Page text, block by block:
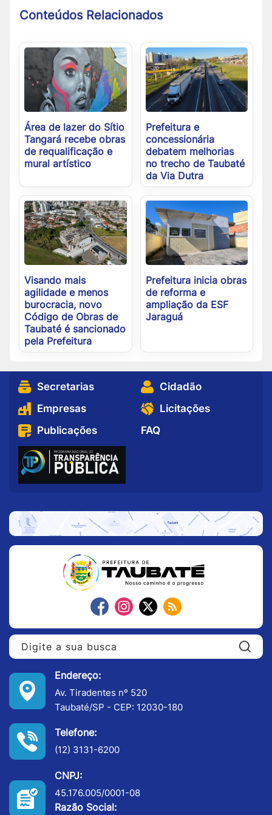
Conteúdos Relacionados
Área de lazer do Sítio
Tangará recebe obras
de requalificação e
mural artístico
Prefeitura e
concessionária
debatem melhorias
no trecho de Taubaté
da Via Dutra
Visando mais
agilidade e menos
burocracia, novo
Código de Obras de
Taubaté é sancionado
pela Prefeitura
Prefeitura inicia obras
de reforma e
ampliação da ESF
Jaraguá
Secretarias
Cidadão
Empresas
Licitações
Publicações
FAQ
Endereço:
Av. Tiradentes nº 520
Taubaté/SP - CEP: 12030-180
Telefone:
(12) 3131-6200
CNPJ:
45.176.005/0001-08
Razão Social: